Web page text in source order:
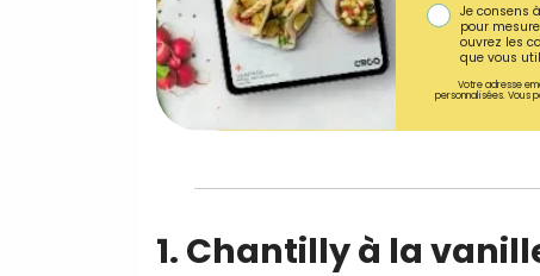
Je consens
pour
ouvrez les
que vous
Votre adresse
personnalisées. Vous
1. Chantilly à la